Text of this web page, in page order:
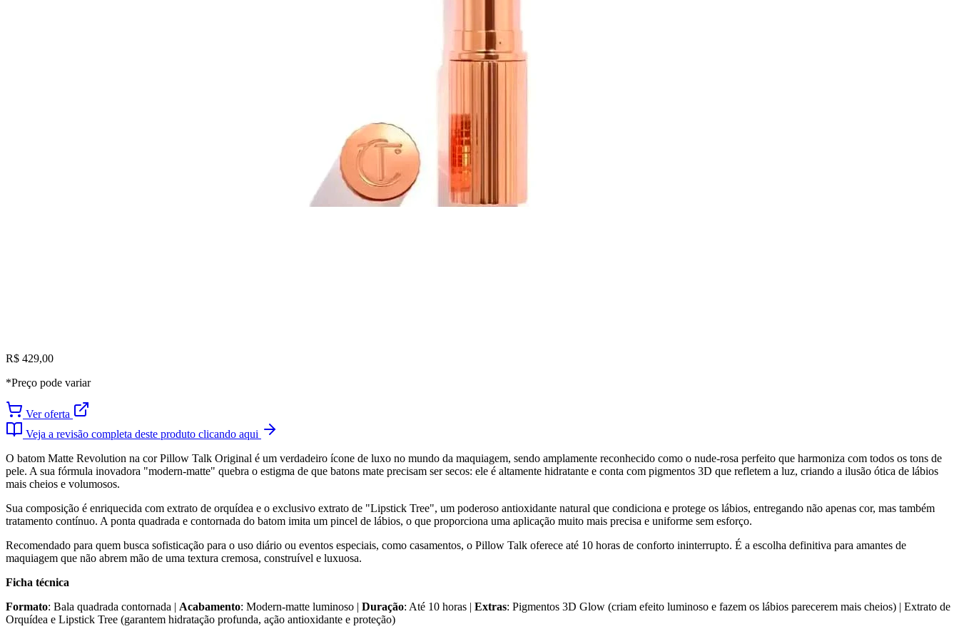
R$ 429,00
*Preço pode variar
Ver oferta
Veja a revisão completa deste produto clicando aqui
O batom Matte Revolution na cor Pillow Talk Original é um verdadeiro ícone de luxo no mundo da maquiagem, sendo amplamente reconhecido como o nude-rosa perfeito que harmoniza com todos os tons de
pele. A sua fórmula inovadora "modern-matte" quebra o estigma de que batons mate precisam ser secos: ele é altamente hidratante e conta com pigmentos 3D que refletem a luz, criando a ilusão ótica de lábios
mais cheios e volumosos.
Sua composição é enriquecida com extrato de orquídea e o exclusivo extrato de "Lipstick Tree", um poderoso antioxidante natural que condiciona e protege os lábios, entregando não apenas cor, mas também
tratamento contínuo. A ponta quadrada e contornada do batom imita um pincel de lábios, o que proporciona uma aplicação muito mais precisa e uniforme sem esforço.
Recomendado para quem busca sofisticação para o uso diário ou eventos especiais, como casamentos, o Pillow Talk oferece até 10 horas de conforto ininterrupto. É a escolha definitiva para amantes de
maquiagem que não abrem mão de uma textura cremosa, construível e luxuosa.
Ficha técnica
Formato: Bala quadrada contornada | Acabamento: Modern-matte luminoso | Duração: Até 10 horas | Extras: Pigmentos 3D Glow (criam efeito luminoso e fazem os lábios parecerem mais cheios) | Extrato de
Orquídea e Lipstick Tree (garantem hidratação profunda, ação antioxidante e proteção)